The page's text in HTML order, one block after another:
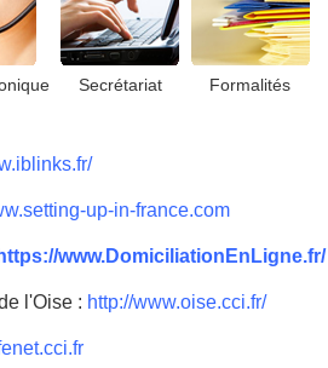
Secrétariat Formalités
up-in-france.com
https://www.DomiciliationEnLigne.fr/
l'Oise : http://www.oise.cci.fr/